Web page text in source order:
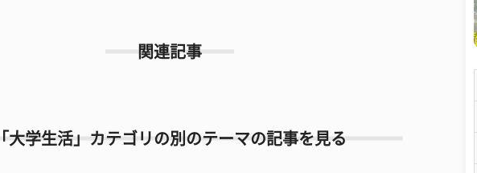
関連記事
「大学生活」カテゴリの別のテーマの記事を見る